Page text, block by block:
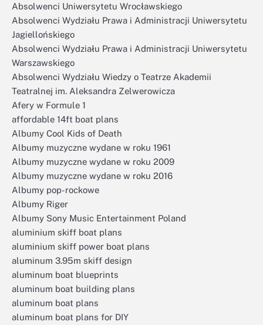
Absolwenci Uniwersytetu Wrocławskiego
Absolwenci Wydziału Prawa i Administracji Uniwersytetu
Jagiellońskiego
Absolwenci Wydziału Prawa i Administracji Uniwersytetu
Warszawskiego
Absolwenci Wydziału Wiedzy o Teatrze Akademii
Teatralnej im. Aleksandra Zelwerowicza
Afery w Formule 1
affordable 14ft boat plans
Albumy Cool Kids of Death
Albumy muzyczne wydane w roku 1961
Albumy muzyczne wydane w roku 2009
Albumy muzyczne wydane w roku 2016
Albumy pop-rockowe
Albumy Riger
Albumy Sony Music Entertainment Poland
aluminium skiff boat plans
aluminium skiff power boat plans
aluminum 3.95m skiff design
aluminum boat blueprints
aluminum boat building plans
aluminum boat plans
aluminum boat plans for DIY